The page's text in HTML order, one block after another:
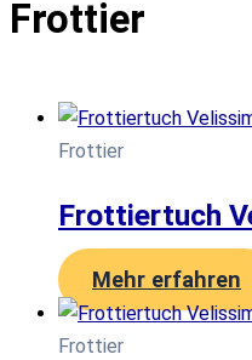
Frottier
Frottier
Frottiertuch
Mehr erfahren
Frottier